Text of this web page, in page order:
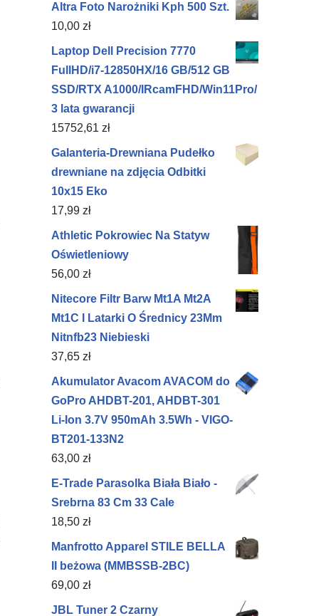
Altra Foto Narożniki Kph 500 Szt.
10,00 zł
Laptop Dell Precision 7770
FullHD/​i7-12850HX/​16 GB/​512 GB
SSD/​RTX A1000/​IRcamFHD/​Win11Pro/​
3 lata gwarancji
15752,61 zł
Galanteria-Drewniana Pudełko
drewniane na zdjęcia Odbitki
10x15 Eko
17,99 zł
Athletic Pokrowiec Na Statyw
Oświetleniowy
56,00 zł
Nitecore Filtr Barw Mt1A Mt2A
Mt1C I Latarki O Średnicy 23Mm
Nitnfb23 Niebieski
37,65 zł
Akumulator Avacom AVACOM do
GoPro AHDBT-201, AHDBT-301
Li-Ion 3.7V 950mAh 3.5Wh - VIGO-
BT201-133N2
63,00 zł
E-Trade Parasolka Biała Biało -
Srebrna 83 Cm 33 Cale
18,50 zł
Manfrotto Apparel STILE BELLA
II beżowa (MMBSSB-2BC)
69,00 zł
JBL Tuner 2 Czarny